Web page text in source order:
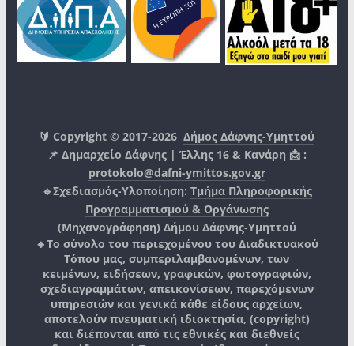
🔰 Copyright © 2017-2026Δήμος Δάφνης-Υμηττού
📌 Δημαρχείο Δάφνης | Έλλης 16 & Κανάρη 📩 :
protokolo@dafni-ymittos.gov.gr
🔹Σχεδιασμός-Υλοποίηση: Τμήμα Πληροφορικής
Προγραμματισμού & Οργάνωσης
(Μηχανογράφηση) Δήμου Δάφνης-Υμηττού
🔸Το σύνολο του περιεχομένου του Διαδικτυακού
Τόπου μας, συμπεριλαμβανομένων, των
κειμένων, ειδήσεων, γραφικών, φωτογραφιών,
σχεδιαγραμμάτων, απεικονίσεων, παρεχόμενων
υπηρεσιών και γενικά κάθε είδους αρχείων,
αποτελούν πνευματική ιδιοκτησία, (copyright)
και διέπονται από τις εθνικές και διεθνείς